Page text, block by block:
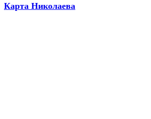
Карта Николаева